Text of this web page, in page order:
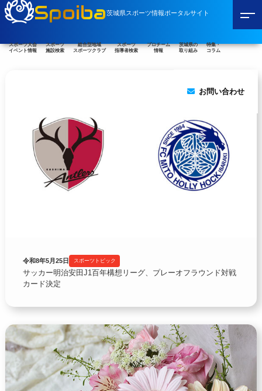
Spoiba茨城県スポーツ情報ポータルサイト
スポーツ大会
イベント情報
スポーツ
施設検索
総合型地域
スポーツクラブ
スポーツ
指導者検索
プロチーム
情報
茨城県の
取り組み
特集・
コラム
お問い合わせ
令和8年5月25日 スポーツトピック
サッカー明治安田J1百年構想リーグ、プレーオフラウンド対戦
カード決定